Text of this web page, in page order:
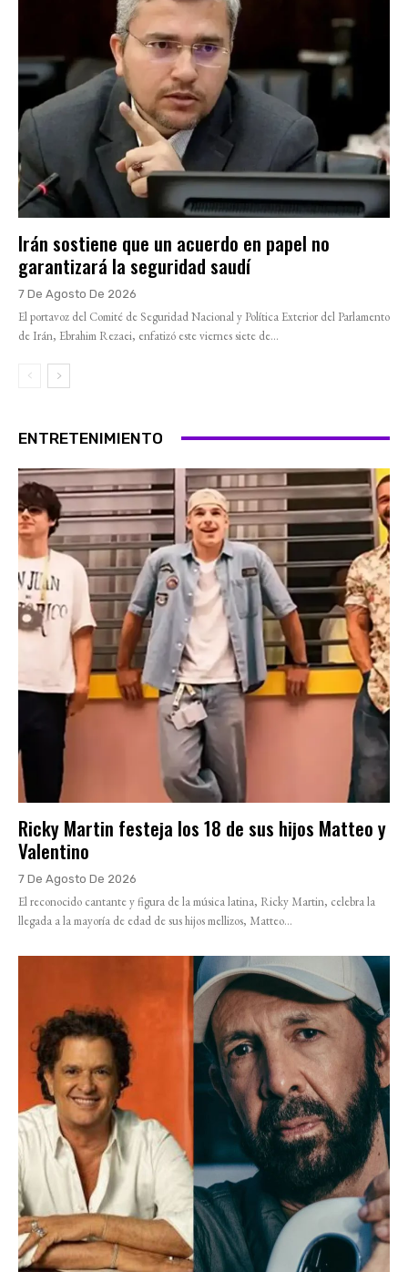
Irán sostiene que un acuerdo en papel no
garantizará la seguridad saudí
7 De Agosto De 2026
El portavoz del Comité de Seguridad Nacional y Política Exterior del Parlamento
de Irán, Ebrahim Rezaei, enfatizó este viernes siete de...
ENTRETENIMIENTO
Ricky Martin festeja los 18 de sus hijos Matteo y
Valentino
7 De Agosto De 2026
El reconocido cantante y figura de la música latina, Ricky Martin, celebra la
llegada a la mayoría de edad de sus hijos mellizos, Matteo...